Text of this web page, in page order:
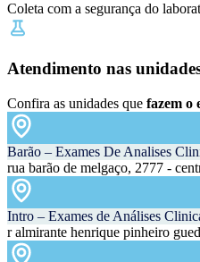
Coleta com a segurança do
Atendimento nas
Confira as unidades que fazem o
Barão – Exames De Analises
rua barão de melgaço, 2777 -
Intro – Exames de Análises
r almirante henrique pinheiro